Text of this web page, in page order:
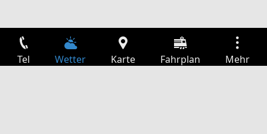
Tel Wetter Karte Fahrplan Mehr